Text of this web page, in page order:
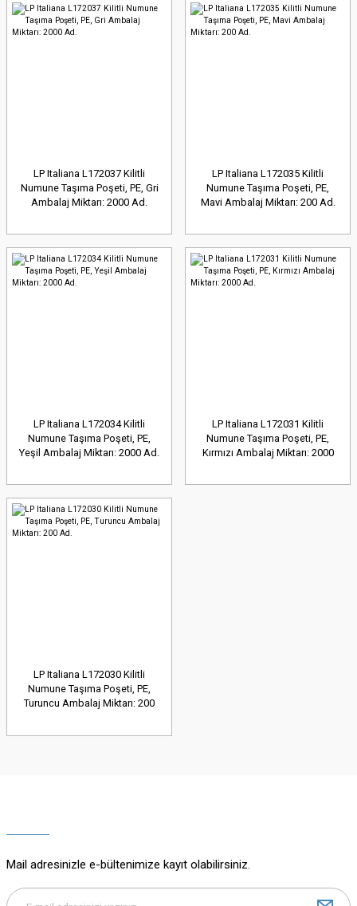
LP Italiana L172037 Kilitli
Numune Taşıma Poşeti, PE, Gri
Ambalaj Miktarı: 2000 Ad.
LP Italiana L172035 Kilitli
Numune Taşıma Poşeti, PE,
Mavi Ambalaj Miktarı: 200 Ad.
LP Italiana L172034 Kilitli
Numune Taşıma Poşeti, PE,
Yeşil Ambalaj Miktarı: 2000 Ad.
LP Italiana L172031 Kilitli
Numune Taşıma Poşeti, PE,
Kırmızı Ambalaj Miktarı: 2000
LP Italiana L172030 Kilitli
Numune Taşıma Poşeti, PE,
Turuncu Ambalaj Miktarı: 200
Mail adresinizle e-bültenimize kayıt olabilirsiniz.